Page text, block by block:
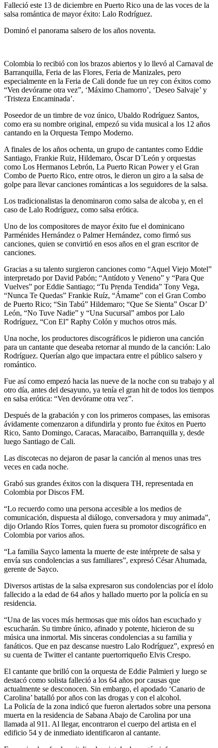
Falleció este 13 de diciembre en Puerto Rico una de las voces de la
salsa romántica de mayor éxito: Lalo Rodríguez.
Dominó el panorama salsero de los años noventa.
Colombia lo recibió con los brazos abiertos y lo llevó al Carnaval de
Barranquilla, Feria de las Flores, Feria de Manizales, pero
especialmente en la Feria de Cali donde fue un rey con éxitos como
“Ven devórame otra vez”, ‘Máximo Chamorro’, ‘Deseo Salvaje’ y
‘Tristeza Encaminada’.
Poseedor de un timbre de voz único, Ubaldo Rodríguez Santos,
como era su nombre original, empezó su vida musical a los 12 años
cantando en la Orquesta Tempo Moderno.
A finales de los años ochenta, un grupo de cantantes como Eddie
Santiago, Frankie Ruiz, Hildemaro, Óscar D´León y orquestas
como Los Hermanos Lebrón, La Puerto Rican Power y el Gran
Combo de Puerto Rico, entre otros, le dieron un giro a la salsa de
golpe para llevar canciones románticas a los seguidores de la salsa.
Los tradicionalistas la denominaron como salsa de alcoba y, en el
caso de Lalo Rodríguez, como salsa erótica.
Uno de los compositores de mayor éxito fue el dominicano
Parménides Hernández o Palmer Hernández, como firmó sus
canciones, quien se convirtió en esos años en el gran escritor de
canciones.
Gracias a su talento surgieron canciones como “Aquel Viejo Motel”
interpretado por David Pabón; “Antídoto y Veneno” y “Para Que
Vuelves” por Eddie Santiago; “Tu Prenda Tendida” Tony Vega,
“Nunca Te Quedas” Frankie Ruíz, “Ámame” con el Gran Combo
de Puerto Rico; “Sin Tabú” Hildemaro; “Que Se Sienta” Oscar D’
León, “No Tuve Nadie” y “Una Sucursal” ambos por Lalo
Rodríguez, “Con El” Raphy Colón y muchos otros más.
Una noche, los productores discográficos le pidieron una canción
para un cantante que deseaba retornar al mundo de la canción: Lalo
Rodríguez. Querían algo que impactara entre el público salsero y
romántico.
Fue así como empezó hacia las nueve de la noche con su trabajo y al
otro día, antes del desayuno, ya tenía el gran hit de todos los tiempos
en salsa erótica: “Ven devórame otra vez”.
Después de la grabación y con los primeros compases, las emisoras
ávidamente comenzaron a difundirla y pronto fue éxitos en Puerto
Rico, Santo Domingo, Caracas, Maracaibo, Barranquilla y, desde
luego Santiago de Cali.
Las discotecas no dejaron de pasar la canción al menos unas tres
veces en cada noche.
Grabó sus grandes éxitos con la disquera TH, representada en
Colombia por Discos FM.
“Lo recuerdo como una persona accesible a los medios de
comunicación, dispuesta al diálogo, conversadora y muy animada”,
dijo Orlando Ríos Torres, quien fuera su promotor discográfico en
Colombia por varios años.
“La familia Sayco lamenta la muerte de este intérprete de salsa y
envía sus condolencias a sus familiares”, expresó César Ahumada,
gerente de Sayco.
Diversos artistas de la salsa expresaron sus condolencias por el ídolo
fallecido a la edad de 64 años y hallado muerto por la policía en su
residencia.
“Una de las voces más hermosas que mis oídos han escuchado y
escucharán. Su timbre único, afinado y potente, hicieron de su
música una inmortal. Mis sinceras condolencias a su familia y
fanáticos. Que en paz descanse nuestro Lalo Rodríguez”, expresó en
su cuenta de Twitter el cantante puertorriqueño Elvis Crespo.
El cantante que brilló con la orquesta de Eddie Palmieri y luego se
destacó como solista falleció a los 64 años por causas que
actualmente se desconocen. Sin embargo, el apodado ‘Canario de
Carolina’ batalló por años con las drogas y con el alcohol.
La Policía de la zona indicó que fueron alertados sobre una persona
muerta en la residencia de Sabana Abajo de Carolina por una
llamada al 911. Al llegar, encontraron el cuerpo del artista en el
edificio 54 y de inmediato identificaron al cantante.